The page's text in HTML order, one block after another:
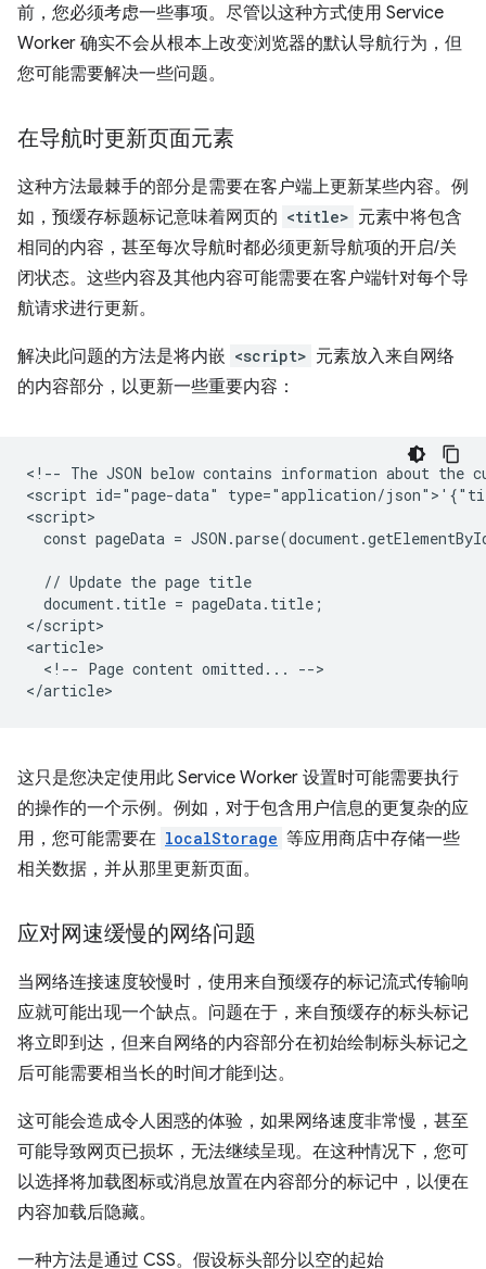
前，您必须考虑一些事项。尽管以这种方式使用 Service
Worker 确实不会从根本上改变浏览器的默认导航行为，但
您可能需要解决一些问题。
在导航时更新页面元素
这种方法最棘手的部分是需要在客户端上更新某些内容。例
如，预缓存标题标记意味着网页的 <title> 元素中将包含
相同的内容，甚至每次导航时都必须更新导航项的开启/关
闭状态。这些内容及其他内容可能需要在客户端针对每个导
航请求进行更新。
解决此问题的方法是将内嵌 <script> 元素放入来自网络
的内容部分，以更新一些重要内容：
<!-- The JSON below contains information about the
<script id="page-data" type="application/
<script>
const pageData =
  // Update the page title
  document.title = pageData.title;
</script>
<article>
  <!-- Page content omitted... -->
这只是您决定使用此 Service Worker 设置时可能需要执行
的操作的一个示例。例如，对于包含用户信息的更复杂的应
用，您可能需要在 localStorage 等应用商店中存储一些
相关数据，并从那里更新页面。
应对网速缓慢的网络问题
当网络连接速度较慢时，使用来自预缓存的标记流式传输响
应就可能出现一个缺点。问题在于，来自预缓存的标头标记
将立即到达，但来自网络的内容部分在初始绘制标头标记之
后可能需要相当长的时间才能到达。
这可能会造成令人困惑的体验，如果网络速度非常慢，甚至
可能导致网页已损坏，无法继续呈现。在这种情况下，您可
以选择将加载图标或消息放置在内容部分的标记中，以便在
内容加载后隐藏。
一种方法是通过 CSS。假设标头部分以空的起始